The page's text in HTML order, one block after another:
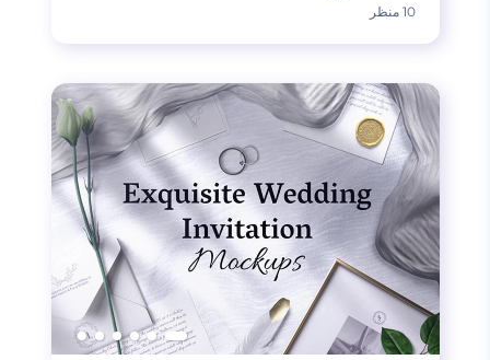
10 منظر